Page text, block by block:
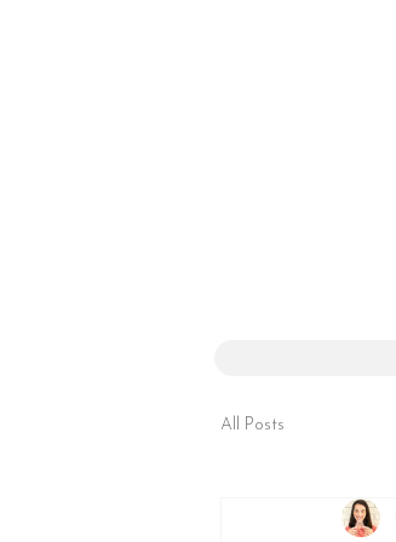
All Posts